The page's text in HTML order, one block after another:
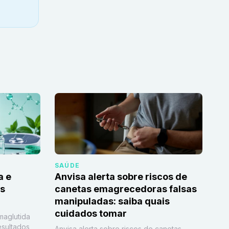
e
SAÚDE
Anvisa alerta sobre riscos de
canetas emagrecedoras falsas
manipuladas: saiba quais
cuidados tomar